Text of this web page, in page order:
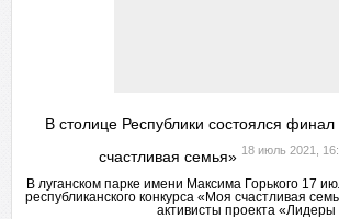
В столице Республики состоялся
счастливая семья» 18 июль 2021,
В луганском парке имени Максима Горького 17
республиканского конкурса «Моя счастливая
активисты проекта «Лидеры